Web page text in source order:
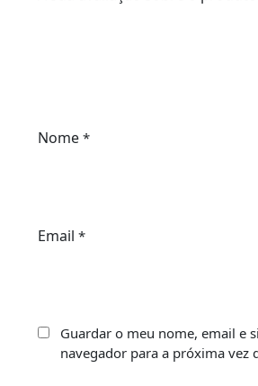
Nome *
Email *
Guardar o meu nome, email e
navegador para a próxima vez